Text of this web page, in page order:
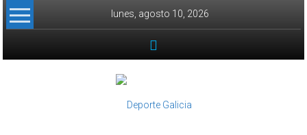
Skip to content
lunes, agosto 10, 2026